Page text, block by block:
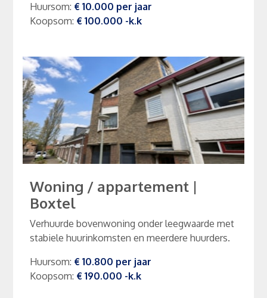
Huursom: € 10.000 per jaar
Koopsom: € 100.000 -k.k
Woning / appartement |
Boxtel
Verhuurde bovenwoning onder leegwaarde met
stabiele huurinkomsten en meerdere huurders.
Huursom: € 10.800 per jaar
Koopsom: € 190.000 -k.k